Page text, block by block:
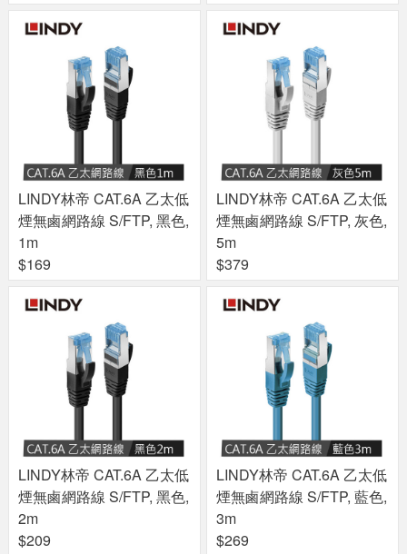
LINDY林帝 CAT.6A 乙太低
煙無鹵網路線 S/FTP, 黑色,
1m
$169
LINDY林帝 CAT.6A 乙太低
煙無鹵網路線 S/FTP, 灰色,
5m
$379
LINDY林帝 CAT.6A 乙太低
煙無鹵網路線 S/FTP, 黑色,
2m
$209
LINDY林帝 CAT.6A 乙太低
煙無鹵網路線 S/FTP, 藍色,
3m
$269